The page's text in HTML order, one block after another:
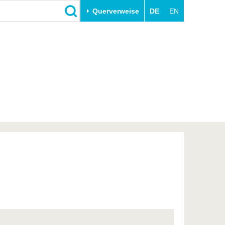
Querverweise DE EN
Innovative Transferprojekte
BTU & Region erleben